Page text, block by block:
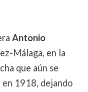
Antonio
Málaga, en la
que aún se
en 1918, dejando